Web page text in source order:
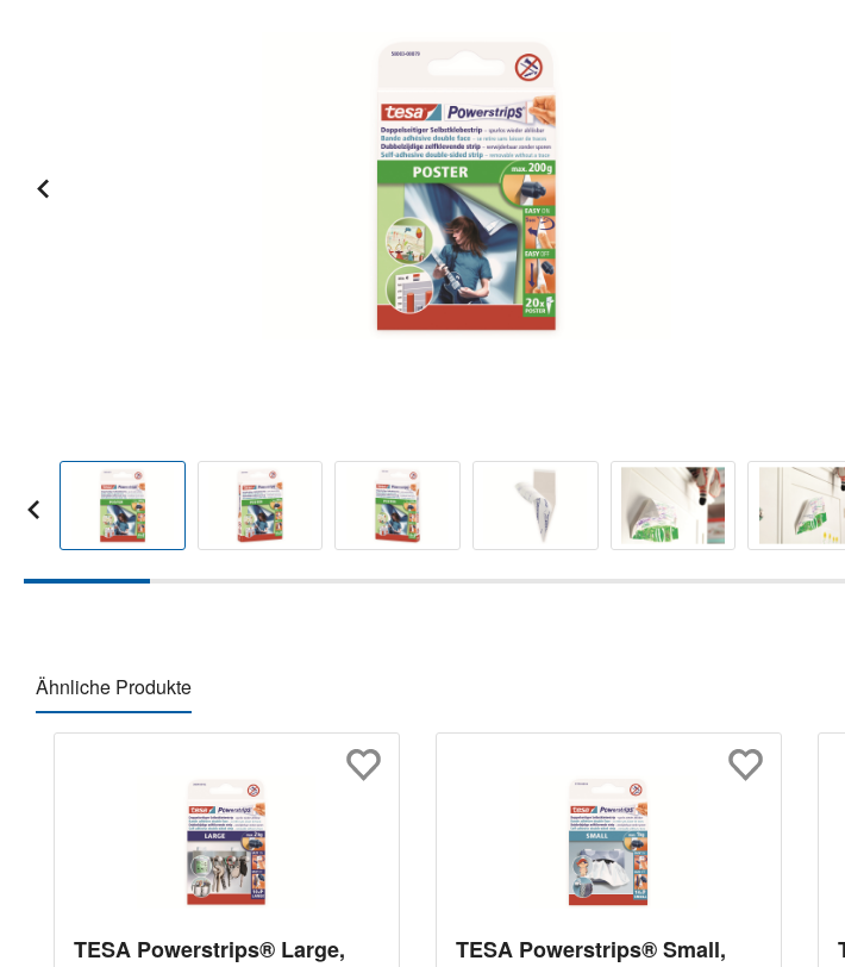
Ähnliche Produkte
TESA Powerstrips® Large,
TESA Powerstrips® Small,